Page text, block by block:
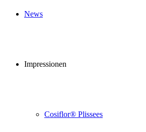
News
Impressionen
Cosiflor® Plissees